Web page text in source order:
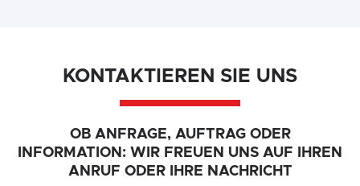
KONTAKTIEREN SIE UNS
OB ANFRAGE, AUFTRAG ODER
INFORMATION: WIR FREUEN UNS AUF IHREN
ANRUF ODER IHRE NACHRICHT